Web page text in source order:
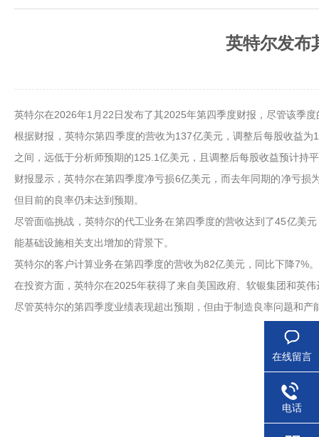
英特尔发布
英特尔在2026年1月22日发布了其2025年第四季度财报，尽管该季
根据财报，英特尔第四季度的营收为137亿美元，调整后每股收益
之间，远低于分析师预期的125.1亿美元，且调整后每股收益预计持
财报显示，英特尔在第四季度净亏损6亿美元，而去年同期的净亏
但目前的良率仍未达到预期。
尽管面临挑战，英特尔的代工业务在第四季度的营收达到了45亿美
能基础设施相关支出增加的背景下。
英特尔的客户计算业务在第四季度的营收为82亿美元，同比下降7%
在投资方面，英特尔在2025年获得了来自美国政府、软银集团和英
尽管英特尔的第四季度业绩表现超出预期，但由于制造良率问题和
在线留言
电话